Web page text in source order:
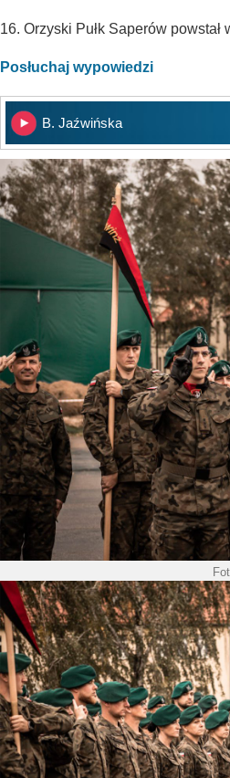
16. Orzyski Pułk Saperów powstał
Posłuchaj wypowiedzi
B. Jaźwińska